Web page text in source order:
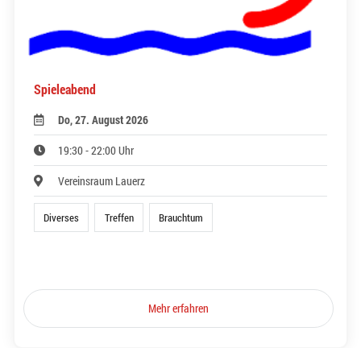
Spieleabend
Do, 27. August 2026
19:30 - 22:00 Uhr
Vereinsraum Lauerz
Diverses Treffen Brauchtum
Mehr erfahren